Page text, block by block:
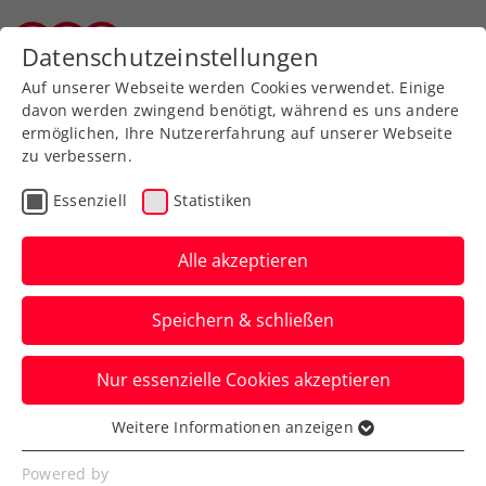
ATP
Erste Bank Open:
Rodionov unterliegt fast
fehlerfreiem de Minaur
Fünf gegnerische Eigenfehler in 80
Minuten – so ist fürs ÖTV-Ass beim ATP-
Turnier in Wien nicht viel zu holen.
Verfasst von: Presseaussendung / Redaktion, 20.10.2025
Datenschutzeinstellungen
Auf unserer Webseite werden Cookies verwendet. Einige
davon werden zwingend benötigt, während es uns andere
ermöglichen, Ihre Nutzererfahrung auf unserer Webseite
zu verbessern.
Essenziell Statistiken
Alle akzeptieren
Speichern & schließen
Nur essenzielle Cookies akzeptieren
Essenziell
Essenzielle Cookies werden für grundlegende
Weitere Informationen anzeigen
Powered by